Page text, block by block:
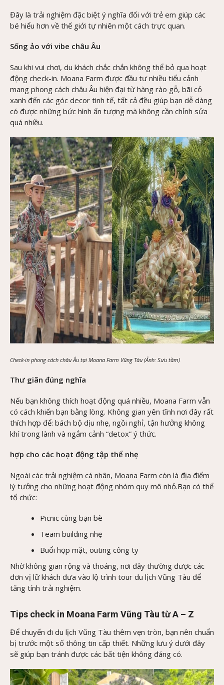
Đây là trải nghiệm đặc biệt ý nghĩa đối với trẻ em giúp các
bé hiểu hơn về thế giới tự nhiên một cách trực quan.
Sống ảo với vibe châu Âu
Sau khi vui chơi, du khách chắc chắn không thể bỏ qua hoạt
động check-in. Moana Farm được đầu tư nhiều tiểu cảnh
mang phong cách châu Âu hiện đại từ hàng rào gỗ, bãi cỏ
xanh đến các góc decor tinh tế, tất cả đều giúp bạn dễ dàng
có được những bức hình ấn tượng mà không cần chỉnh sửa
quá nhiều.
Check-in phong cách châu Âu tại Moana Farm Vũng Tàu (Ảnh: Sưu tầm)
Thư giãn đúng nghĩa
Nếu bạn không thích hoạt động quá nhiều, Moana Farm vẫn
có cách khiến bạn bằng lòng. Không gian yên tĩnh nơi đây rất
thích hợp để: bách bộ dịu nhẹ, ngồi nghỉ, tận hưởng không
khí trong lành và ngắm cảnh “detox” ý thức.
hợp cho các hoạt động tập thể nhẹ
Ngoài các trải nghiệm cá nhân, Moana Farm còn là địa điểm
lý tưởng cho những hoạt động nhóm quy mô nhỏ.Bạn có thể
tổ chức:
Picnic cùng bạn bè
Team building nhẹ
Buổi họp mặt, outing công ty
Nhờ không gian rộng và thoáng, nơi đây thường được các
đơn vị lữ khách đưa vào lộ trình tour du lịch Vũng Tàu để
tăng tính trải nghiệm.
Tips check in Moana Farm Vũng Tàu từ A – Z
Để chuyến đi du lịch Vũng Tàu thêm vẹn tròn, bạn nên chuẩn
bị trước một số thông tin cấp thiết. Những lưu ý dưới đây
sẽ giúp bạn tránh được các bất tiện không đáng có.